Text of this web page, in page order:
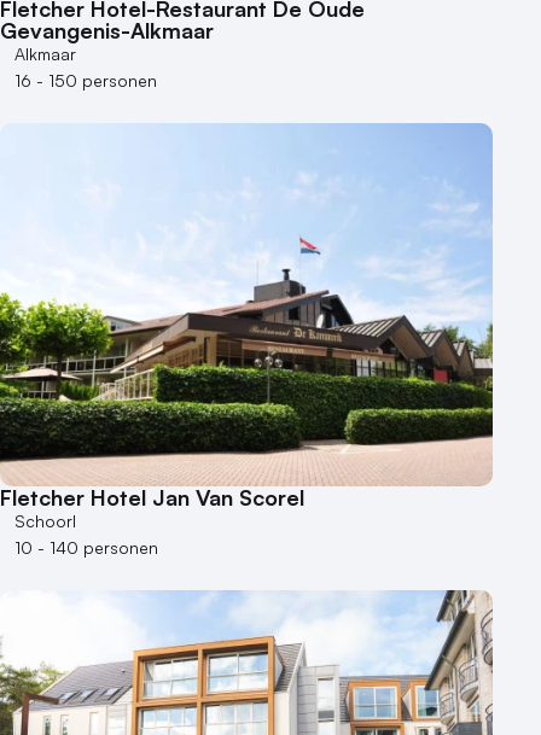
500+ personen
Bijzondere locaties
Hybride events
Industriële locatie
Kasteel en landgoed
Kleine / intieme locatie
Locaties aan zee
Museum
Theater
Varende locatie
Fletcher Hotel-Restaurant De Oude
Gevangenis-Alkmaar
Alkmaar
16 - 150 personen
Fletcher Hotel Jan Van Scorel
Schoorl
10 - 140 personen